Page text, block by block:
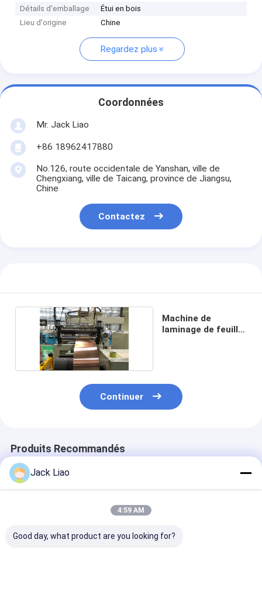
Détails d'emballage
Étui en bois
Lieu d'origine
Chine
Regardez plus
Coordonnées
Mr. Jack Liao
+86 18962417880
No.126, route occidentale de Yanshan, ville de
Chengxiang, ville de Taicang, province de Jiangsu,
Chine
Contactez
Machine de
laminage de feuille
Continuer
Produits Recommandés
Jack Liao
4:59 AM
Good day, what product are you looking for?